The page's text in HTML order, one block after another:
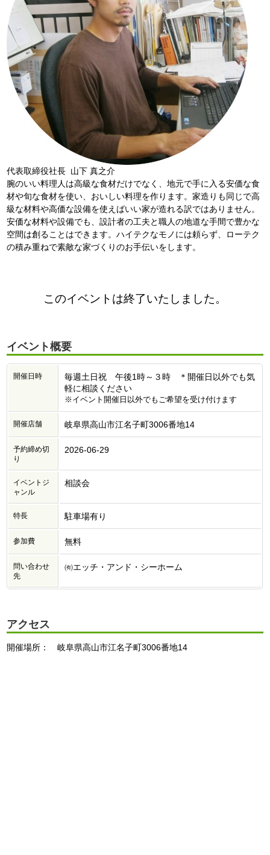
代表取締役社長 山下 真之介
腕のいい料理人は高級な食材だけでなく、地元で手に入る安価な食
材や旬な食材を使い、おいしい料理を作ります。家造りも同じで高
級な材料や高価な設備を使えばいい家が造れる訳ではありません。
安価な材料や設備でも、設計者の工夫と職人の地道な手間で豊かな
空間は創ることはできます。ハイテクなモノには頼らず、ローテク
の積み重ねで素敵な家づくりのお手伝いをします。
このイベントは終了いたしました。
イベント概要
開催日時
毎週土日祝 午後1時～３時 ＊開催日以外でも気
軽に相談ください
※イベント開催日以外でもご希望を受け付けます
開催店舗 岐阜県高山市江名子町3006番地14
予約締め切
り
2026-06-29
イベントジ
ャンル
相談会
特長 駐車場有り
参加費 無料
問い合わせ
先
㈲エッチ・アンド・シーホーム
アクセス
開催場所： 岐阜県高山市江名子町3006番地14